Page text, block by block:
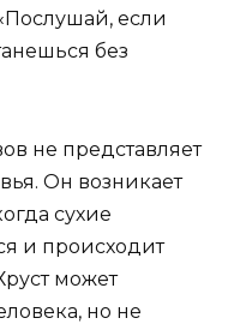
если
без
не представляет
Он возникает
сухие
и происходит
может
но не